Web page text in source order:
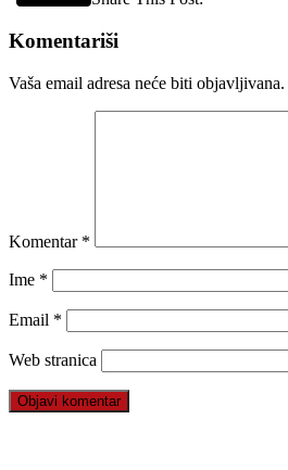
Komentariši
Vaša email adresa neće biti objavljivana.
Komentar *
Ime *
Email *
Web stranica